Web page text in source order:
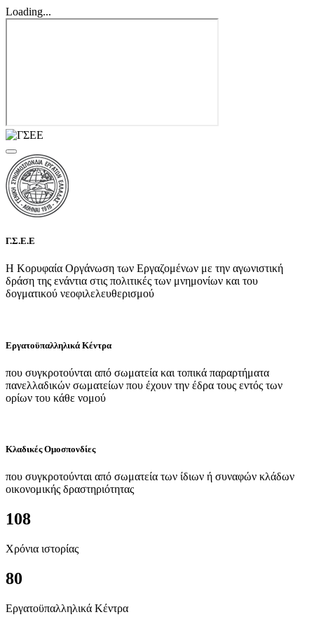
Loading...
Γ.Σ.Ε.Ε
Η Κορυφαία Οργάνωση των Εργαζομένων με την αγωνιστική
δράση της ενάντια στις πολιτικές των μνημονίων και του
δογματικού νεοφιλελευθερισμού
Εργατοϋπαλληλικά Κέντρα
που συγκροτούνται από σωματεία και τοπικά παραρτήματα
πανελλαδικών σωματείων που έχουν την έδρα τους εντός των
ορίων του κάθε νομού
Κλαδικές Ομοσπονδίες
που συγκροτούνται από σωματεία των ίδιων ή συναφών κλάδων
οικονομικής δραστηριότητας
108
Χρόνια ιστορίας
80
Εργατοϋπαλληλικά Κέντρα